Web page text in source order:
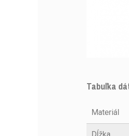
Tabuľka
Materiál